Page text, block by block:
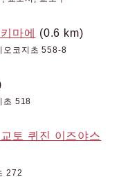
마에 (0.6 km)
오코지초 558-8
초 518
토 퀴진 이즈야스
272